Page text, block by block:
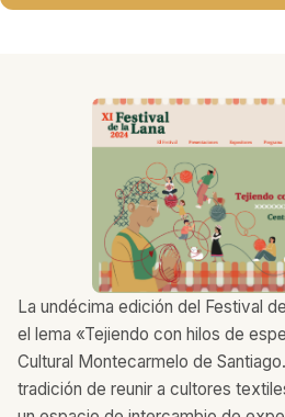
La undécima edición del Festival
el lema «Tejiendo con hilos de
Cultural Montecarmelo de
tradición de reunir a cultores